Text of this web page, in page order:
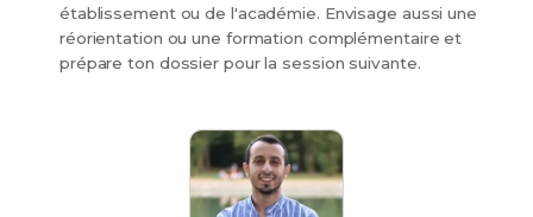
établissement ou de l'académie. Envisage aussi une
réorientation ou une formation complémentaire et
prépare ton dossier pour la session suivante.